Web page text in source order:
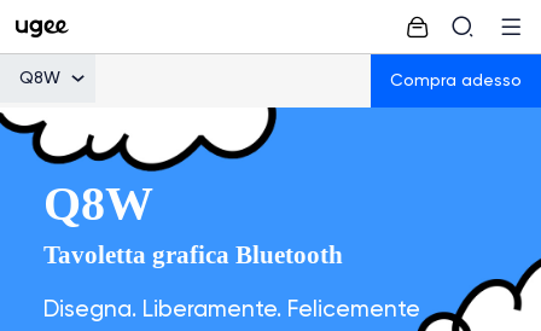
Q8W Compra adesso
Q8W
Tavoletta grafica Bluetooth
Disegna. Liberamente. Felicemente